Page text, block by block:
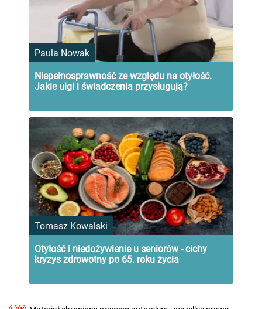
Paula Nowak
Niepełnosprawność ze względu na otyłość.
Jakie ulgi i świadczenia przysługują?
Tomasz Kowalski
Otyłość i niedożywienie u seniorów - cichy
kryzys zdrowotny po 65. roku życia